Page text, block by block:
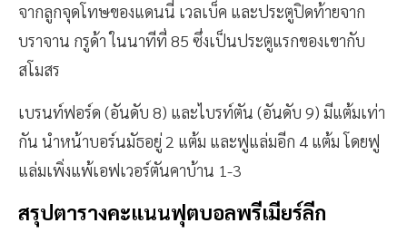
จากลูกจุดโทษของแดนนี่ เวลเบ็ค และประตูปิดท้ายจาก
บราจาน กรูด้า ในนาทีที่ 85 ซึ่งเป็นประตูแรกของเขากับ
สโมสร
เบรนท์ฟอร์ด (อันดับ 8) และไบรท์ตัน (อันดับ 9) มีแต้มเท่า
กัน นำหน้าบอร์นมัธอยู่ 2 แต้ม และฟูแล่มอีก 4 แต้ม โดยฟู
แล่มเพิ่งแพ้เอฟเวอร์ตันคาบ้าน 1-3
สรุปตารางคะแนนฟุตบอลพรีเมียร์ลีก